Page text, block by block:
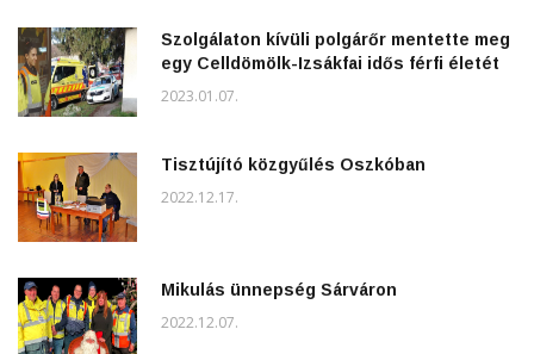
Szolgálaton kívüli polgárőr mentette meg
egy Celldömölk-Izsákfai idős férfi életét
2023.01.07.
Tisztújító közgyűlés Oszkóban
2022.12.17.
Mikulás ünnepség Sárváron
2022.12.07.